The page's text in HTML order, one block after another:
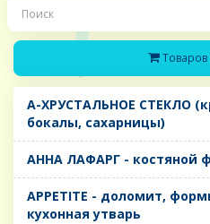
Товаров
A-ХРУСТАЛЬНОЕ СТЕКЛО
бокалы, сахарницы)
AHHA ЛАФАРГ - костяной
APPETITE - доломит,
кухонная утварь